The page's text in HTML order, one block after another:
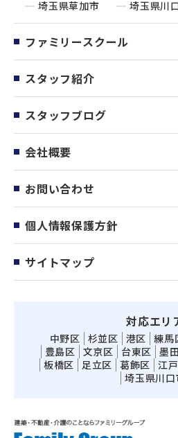
埼玉県草加市
埼玉県川
ファミリースクール
スタッフ紹介
スタッフブログ
会社概要
お問い合わせ
個人情報保護方針
サイトマップ
対応エリ
中野区 杉並区 港区 練馬
豊島区 文京区 台東区 墨
板橋区
足立区 葛飾区 江
埼玉県川口